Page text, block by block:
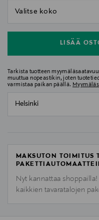
LISÄÄ
Tarkista tuotteen
muuttua nopeastikin, joten
varmistaa paikan päällä.
Helsinki
MAKSUTON TOIMITUS
Nyt kannattaa
kaikkien tavaratalojen